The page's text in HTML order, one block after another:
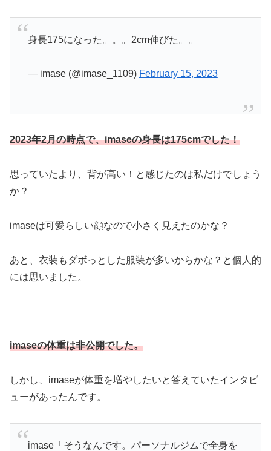
身長175になった。。。2cm伸びた。。
— imase (@imase_1109) February 15, 2023
2023年2月の時点で、imaseの身長は175cmでした！
思っていたより、背が高い！と感じたのは私だけでしょう
か？
imaseは可愛らしい顔なので小さく見えたのかな？
あと、衣装もダボっとした服装が多いからかな？と個人的
には思いました。
imaseの体重は非公開でした。
しかし、imaseが体重を増やしたいと答えていたインタビ
ューがあったんです。
imase「そうなんです。パーソナルジムで全身を